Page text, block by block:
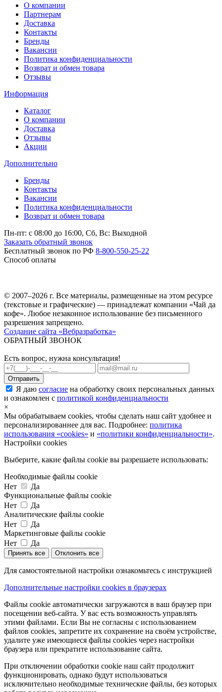
О компании
Партнерам
Доставка
Контакты
Бренды
Вакансии
Политика конфиденциальности
Возврат и обмен товара
Отзывы
Информация
Каталог
О компании
Доставка
Отзывы
Акции
Дополнительно
Бренды
Контакты
Вакансии
Политика конфиденциальности
Возврат и обмен товара
Пн-пт: c 08:00 до 16:00, Сб, Вс: Выходной
Заказать обратный звонок
Бесплатный звонок по РФ 8-800-550-25-22
Способ оплаты
© 2007–2026 г. Все материалы, размещенные на этом ресурсе
(текстовые и графические) — принадлежат компании «Чай да
кофе». Любое незаконное использование без письменного
разрешения запрещено.
Создание сайта «Вебразработка»
ОБРАТНЫЙ ЗВОНОК
Есть вопрос, нужна консультация!
Я даю согласие на обработку своих персональных данных
и ознакомлен с политикой конфиденциальности
×
Мы обрабатываем cookies, чтобы сделать наш сайт удобнее и
персонализированнее для вас. Подробнее: политика
использования «cookies» и «политики конфиденциальности».
Настройки cookies
Выберите, какие файлы cookie вы разрешаете использовать:
Необходимые файлы cookie
Нет
Да
Функциональные файлы cookie
Нет
Да
Аналитические файлы cookie
Нет
Да
Маркетинговые файлы cookie
Нет
Да
Принять все Отклонить все
Для самостоятельной настройки ознакомьтесь с инструкцией
Дополнительные настройки cookies в браузерах
Файлы cookie автоматически загружаются в ваш браузер при
посещении веб-сайта. У вас есть возможность управлять
этими файлами. Если Вы не согласны с использованием
файлов cookies, запретите их сохранение на своём устройстве,
удалите уже имеющиеся файлы cookies через настройки
браузера или прекратите использование сайта.
При отключении обработки cookie наш сайт продолжит
функционировать, однако будут использоваться
исключительно необходимые технические файлы, без которых